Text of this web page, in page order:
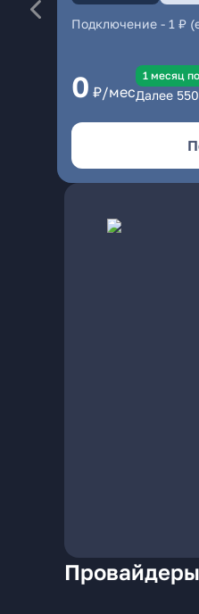
Подключение - 1 ₽
0 ₽/мес
1 месяц
Далее 550